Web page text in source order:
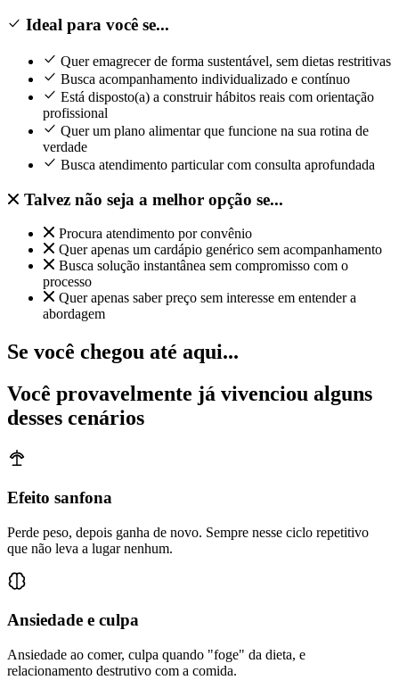
Ideal para você se...
Quer emagrecer de forma sustentável, sem dietas restritivas
Busca acompanhamento individualizado e contínuo
Está disposto(a) a construir hábitos reais com orientação
profissional
Quer um plano alimentar que funcione na sua rotina de
verdade
Busca atendimento particular com consulta aprofundada
Talvez não seja a melhor opção se...
Procura atendimento por convênio
Quer apenas um cardápio genérico sem acompanhamento
Busca solução instantânea sem compromisso com o
processo
Quer apenas saber preço sem interesse em entender a
abordagem
Se você chegou até aqui...
Você provavelmente já vivenciou alguns
desses cenários
Efeito sanfona
Perde peso, depois ganha de novo. Sempre nesse ciclo repetitivo
que não leva a lugar nenhum.
Ansiedade e culpa
Ansiedade ao comer, culpa quando "foge" da dieta, e
relacionamento destrutivo com a comida.